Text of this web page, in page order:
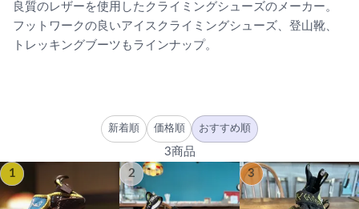
良質のレザーを使用したクライミングシューズのメーカー。
フットワークの良いアイスクライミングシューズ、登山靴、
トレッキングブーツもラインナップ。
新着順 価格順 おすすめ順
3商品
1
2 3